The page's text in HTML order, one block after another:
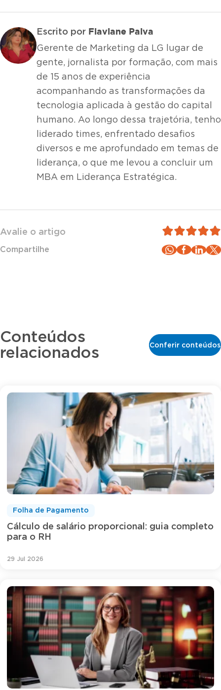
Escrito por Flaviane Paiva
Gerente de Marketing da LG lugar de
gente, jornalista por formação, com mais
de 15 anos de experiência
acompanhando as transformações da
tecnologia aplicada à gestão do capital
humano. Ao longo dessa trajetória, tenho
liderado times, enfrentado desafios
diversos e me aprofundado em temas de
liderança, o que me levou a concluir um
MBA em Liderança Estratégica.
Avalie o artigo
Compartilhe
Conteúdos
relacionados
Conferir conteúdos
Cálculo de salário proporcional: guia completo
para o RH
Folha de Pagamento
29 Jul 2026